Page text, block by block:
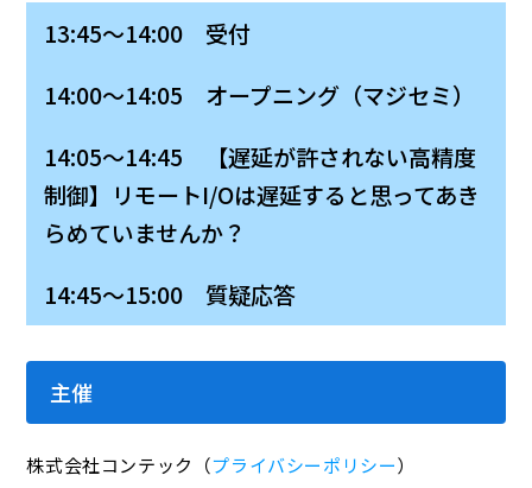
13:45～14:00 受付
14:00～14:05 オープニング（マジセミ）
14:05～14:45 【遅延が許されない高精度
制御】リモートI/Oは遅延すると思ってあき
らめていませんか？
14:45～15:00 質疑応答
主催
株式会社コンテック（プライバシーポリシー）